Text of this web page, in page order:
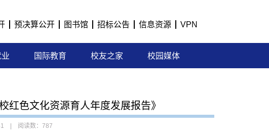
预决算公开 图书馆 招标公告 信息资源 VPN
国际教育 校友之家 校园媒体
红色文化资源育人年度发展报告》
| 阅读数： 787